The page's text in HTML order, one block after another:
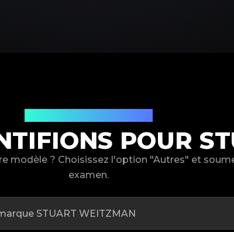
POUR
modèle ? Choisissez l'option "Autres" et
examen.